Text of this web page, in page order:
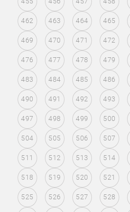
462 463 464 465
469 470 471 472
476 477 478 479
483 484 485 486
490 491 492 493
497 498 499 500
504 505 506 507
511 512 513 514
518 519 520 521
525 526 527 528